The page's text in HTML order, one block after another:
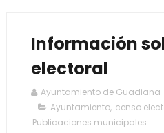
Información
electoral
Ayuntamiento de Guadiana
Ayuntamiento, censo
Publicaciones municipales